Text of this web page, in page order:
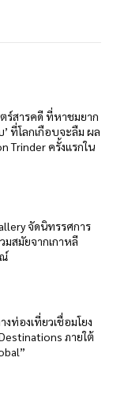
ร์สารคดี ที่หาชมยาก
ที่โลกเกือบจะลืม ผล
Trinder ครั้งแรกใน
จัดนิทรรศการ
มสมัยจากเกาหลี
ท่องเที่ยวเชื่อมโยง
ภายใต้